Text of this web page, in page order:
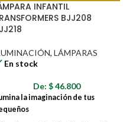
INFANTIL
BJJ208
, LÁMPARAS
En stock
De: $46.800
la imaginación de tus